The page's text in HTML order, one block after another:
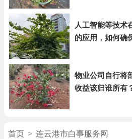
人工智能等技术
的应用，如何确
物业公司自行将
收益该归谁所有
首页 > 连云港市白事服务网